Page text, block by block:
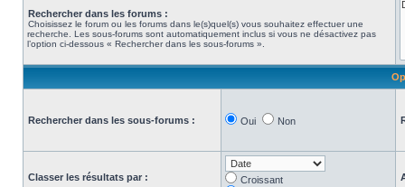
Rechercher dans les forums :
Choisissez le forum ou les forums dans le(s)quel(s) vous souhaitez effectuer une
recherche. Les sous-forums sont automatiquement inclus si vous ne désactivez pas
l’option ci-dessous « Rechercher dans les sous-forums ».
Rechercher dans les sous-forums : Oui Non
Classer les résultats par :
Croissant